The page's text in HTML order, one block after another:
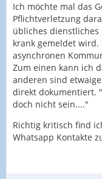
Ich möchte mal das
Pflichtverletzung
übliches
krank gemeldet
asynchronen
Zum einen kann ich
anderen sind
direkt dokumentiert.
doch nicht sein...."
Richtig kritisch find
Whatsapp Kontakte